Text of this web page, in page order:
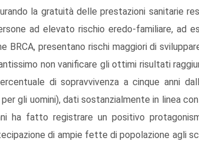
la gratuità delle prestazioni sanitarie
ad elevato rischio eredo-familiare, ad
BRCA, presentano rischi maggiori di
non vanificare gli ottimi risultati
di sopravvivenza a cinque anni
gli uomini), dati sostanzialmente in linea
ha fatto registrare un positivo
di ampie fette di popolazione agli